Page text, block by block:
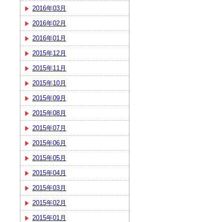
2016年03月
2016年02月
2016年01月
2015年12月
2015年11月
2015年10月
2015年09月
2015年08月
2015年07月
2015年06月
2015年05月
2015年04月
2015年03月
2015年02月
2015年01月